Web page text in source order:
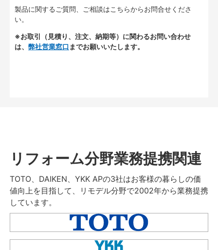
製品に関するご質問、ご相談はこちらからお問合せくださ
い。
※お取引（見積り、注文、納期等）に関わるお問い合わせ
は、 弊社営業窓口 までお願いいたします。
リフォーム分野業務提携関連
TOTO、DAIKEN、YKK APの3社はお客様の暮らしの価
値向上を目指して、リモデル分野で2002年から業務提携
しています。